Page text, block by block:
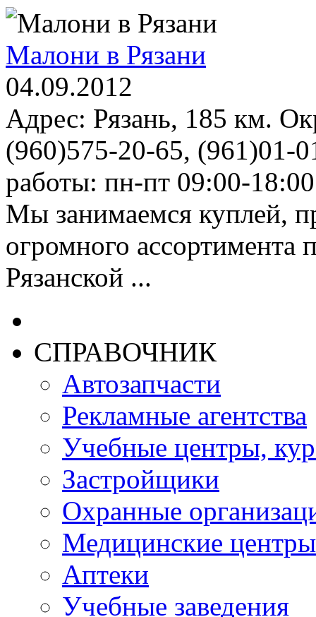
Малони в Рязани
04.09.2012
Адрес: Рязань, 185 км.
(960)575-20-65, (961)01-
работы: пн-пт 09:00-
Мы занимаемся куплей,
огромного ассортимента
Рязанской ...
СПРАВОЧНИК
Автозапчасти
Рекламные агентства
Учебные центры,
Застройщики
Охранные
Медицинские центры
Аптеки
Учебные заведения